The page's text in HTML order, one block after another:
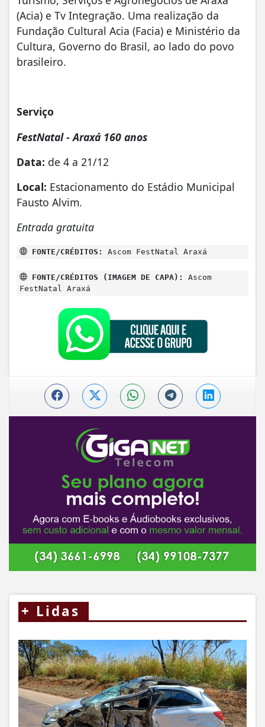
(Acia) e Tv Integração. Uma realização da
Fundação Cultural Acia (Facia) e Ministério da
Cultura, Governo do Brasil, ao lado do povo
brasileiro.
Serviço
FestNatal - Araxá 160 anos
Data: de 4 a 21/12
Local: Estacionamento do Estádio Municipal
Fausto Alvim.
Entrada gratuita
FONTE/CRÉDITOS: Ascom FestNatal Araxá
FONTE/CRÉDITOS (IMAGEM DE CAPA):
Ascom
FestNatal Araxá
+ Lidas